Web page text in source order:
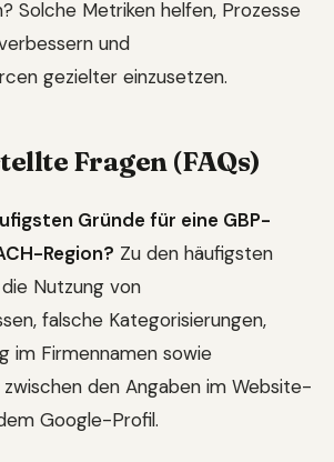
Solche Metriken helfen, Prozesse
und
gezielter einzusetzen.
Fragen (FAQs)
Gründe für eine GBP-
Region? Zu den häufigsten
Nutzung von
falsche Kategorisierungen,
im Firmennamen sowie
den Angaben im Website-
Google-Profil.